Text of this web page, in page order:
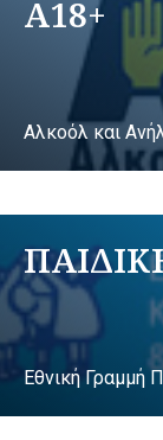
A18+
Αλκοόλ και
Εθνική Γραμμή